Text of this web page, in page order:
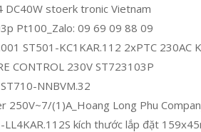
DC40W stoerk tronic Vietnam
Pt100_Zalo: 09 69 09 88 09
ST501-KC1KAR.112 2xPTC 230AC
CONTROL 230V ST723103P
NNBVM.32
250V~7/(1)A_Hoang Long Phu
kích thước lắp đặt